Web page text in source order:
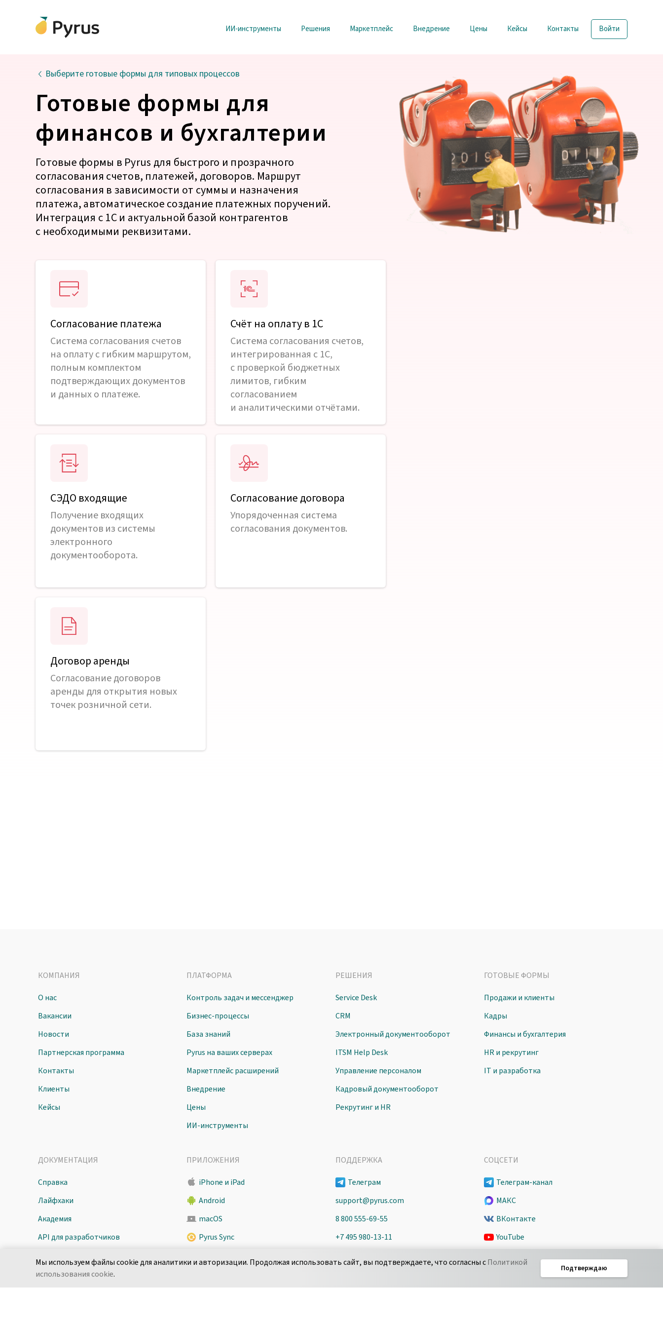
Мы используем файлы cookie для аналитики и авторизации. Продолжая использовать сайт, вы подтверждаете, что согласны сПолитикой
использования cookie.
Подтверждаю
ИИ-инструменты Решения Маркетплейс Внедрение Цены Кейсы Контакты Войти
Выберите готовые формы для типовых процессов
Готовые формы для
финансов и бухгалтерии
Готовые формы в Pyrus для быстрого и прозрачного
согласования счетов, платежей, договоров. Маршрут
согласования в зависимости от суммы и назначения
платежа, автоматическое создание платежных поручений.
Интеграция с 1С и актуальной базой контрагентов
с необходимыми реквизитами.
Согласование платежа
Система согласования счетов
на оплату с гибким маршрутом,
полным комплектом
подтверждающих документов
и данных о платеже.
Счёт на оплату в 1С
Система согласования счетов,
интегрированная с 1С,
с проверкой бюджетных
лимитов, гибким
согласованием
и аналитическими отчётами.
СЭДО входящие
Получение входящих
документов из системы
электронного
документооборота.
Согласование договора
Упорядоченная система
согласования документов.
Договор аренды
Согласование договоров
аренды для открытия новых
точек розничной сети.
КОМПАНИЯ
О нас
Вакансии
Новости
Партнерская программа
Контакты
Клиенты
Кейсы
ПЛАТФОРМА
Контроль задач и мессенджер
Бизнес-процессы
База знаний
Pyrus на ваших серверах
Маркетплейс расширений
Внедрение
Цены
ИИ-инструменты
РЕШЕНИЯ
Service Desk
CRM
Электронный документооборот
ITSM Help Desk
Управление персоналом
Кадровый документооборот
Рекрутинг и HR
ГОТОВЫЕ ФОРМЫ
Продажи и клиенты
Кадры
Финансы и бухгалтерия
HR и рекрутинг
IT и разработка
ДОКУМЕНТАЦИЯ
Справка
Лайфхаки
Академия
API для разработчиков
ПРИЛОЖЕНИЯ
iPhone и iPad
Android
macOS
Pyrus Sync
ПОДДЕРЖКА
Телеграм
support@pyrus.com
8 800 555-69-55
+7 495 980-13-11
Сообщить об уязвимости
СОЦСЕТИ
Телеграм-канал
МАКС
ВКонтакте
YouTube